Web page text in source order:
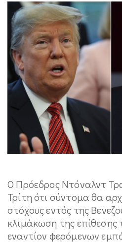
Ο Πρόεδρος Ντόναλντ
Τρίτη ότι σύντομα θα
στόχους εντός της
κλιμάκωση της επίθεσης
εναντίον φερόμενων